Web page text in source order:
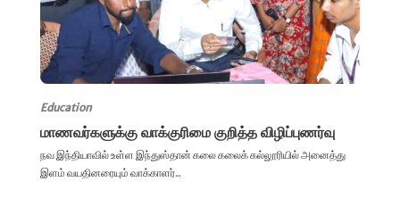
Education
மாணவர்களுக்கு வாக்குரிமை குறித்த விழிப்புணர்வு
நவ இந்தியாவில் உள்ள இந்துஸ்தான் கலை கலைக் கல்லூரியில் அனைத்து
இளம் வயதினரையும் வாக்காளர்...